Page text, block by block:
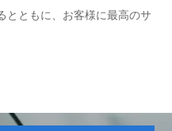
とともに、お客様に最高のサ